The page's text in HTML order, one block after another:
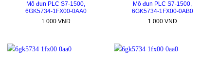
Mô đun PLC S7-1500,
6GK5734-1FX00-0AA0
1.000VNĐ
Mô đun PLC S7-1500,
6GK5734-1FX00-0AB0
1.000VNĐ